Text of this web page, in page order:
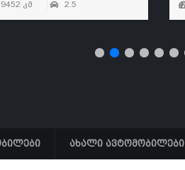
კმ 2.5
ახალი ავტომობილები